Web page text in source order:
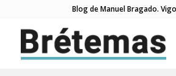
Blog de Manuel Bragado.